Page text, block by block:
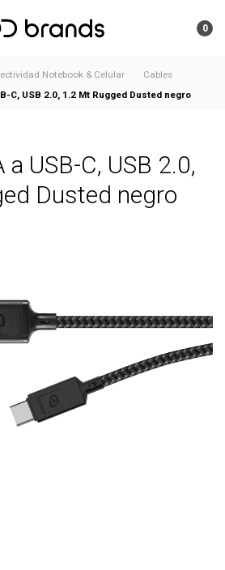
0
Notebook & Celular
Cables
C, USB 2.0, 1.2 Mt Rugged Dusted negro
a USB-C, USB 2.0,
Dusted negro